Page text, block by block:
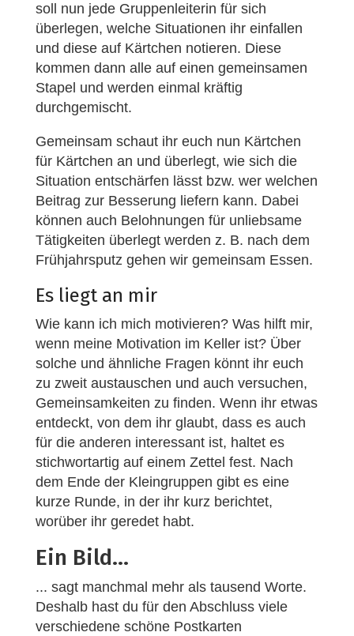
soll nun jede Gruppenleiterin für sich
überlegen, welche Situationen ihr einfallen
und diese auf Kärtchen notieren. Diese
kommen dann alle auf einen gemeinsamen
Stapel und werden einmal kräftig
durchgemischt.
Gemeinsam schaut ihr euch nun Kärtchen
für Kärtchen an und überlegt, wie sich die
Situation entschärfen lässt bzw. wer welchen
Beitrag zur Besserung liefern kann. Dabei
können auch Belohnungen für unliebsame
Tätigkeiten überlegt werden z. B. nach dem
Frühjahrsputz gehen wir gemeinsam Essen.
Es liegt an mir
Wie kann ich mich motivieren? Was hilft mir,
wenn meine Motivation im Keller ist? Über
solche und ähnliche Fragen könnt ihr euch
zu zweit austauschen und auch versuchen,
Gemeinsamkeiten zu finden. Wenn ihr etwas
entdeckt, von dem ihr glaubt, dass es auch
für die anderen interessant ist, haltet es
stichwortartig auf einem Zettel fest. Nach
dem Ende der Kleingruppen gibt es eine
kurze Runde, in der ihr kurz berichtet,
worüber ihr geredet habt.
Ein Bild...
... sagt manchmal mehr als tausend Worte.
Deshalb hast du für den Abschluss viele
verschiedene schöne Postkarten